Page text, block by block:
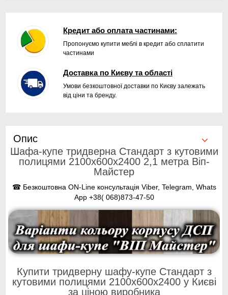
Кредит або оплата частинами:
Пропонуємо купити меблі в кредит або сплатити
частинами
Доставка по Києву та області
Умови безкоштовної доставки по Києву залежать
від ціни та бренду.
Опис
Шафа-купе тридверна Стандарт з кутовими
полицями 2100x600x2400 2,1 метра Віп-
Майстер
☎ Безкоштовна ON-Line консультація Viber, Telegram, Whats
App +38( 068)873-47-50
Купити тридверну шафу-купе Стандарт з
кутовими полицями 2100x600x2400 у Києві
за ціною виробника